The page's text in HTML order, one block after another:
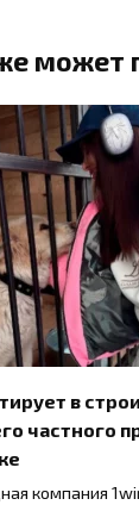
может
в
частного
компания